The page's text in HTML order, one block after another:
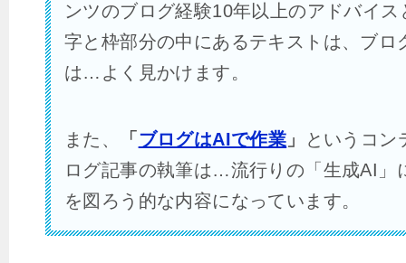
ンツのブログ経験10年以上のアドバイ
字と枠部分の中にあるテキストは、ブロ
は…よく見かけます。
また、 「 ブログはAIで作業 」
というコン
ログ記事の執筆は…流行りの「生成AI」
を図ろう的な内容になっています。